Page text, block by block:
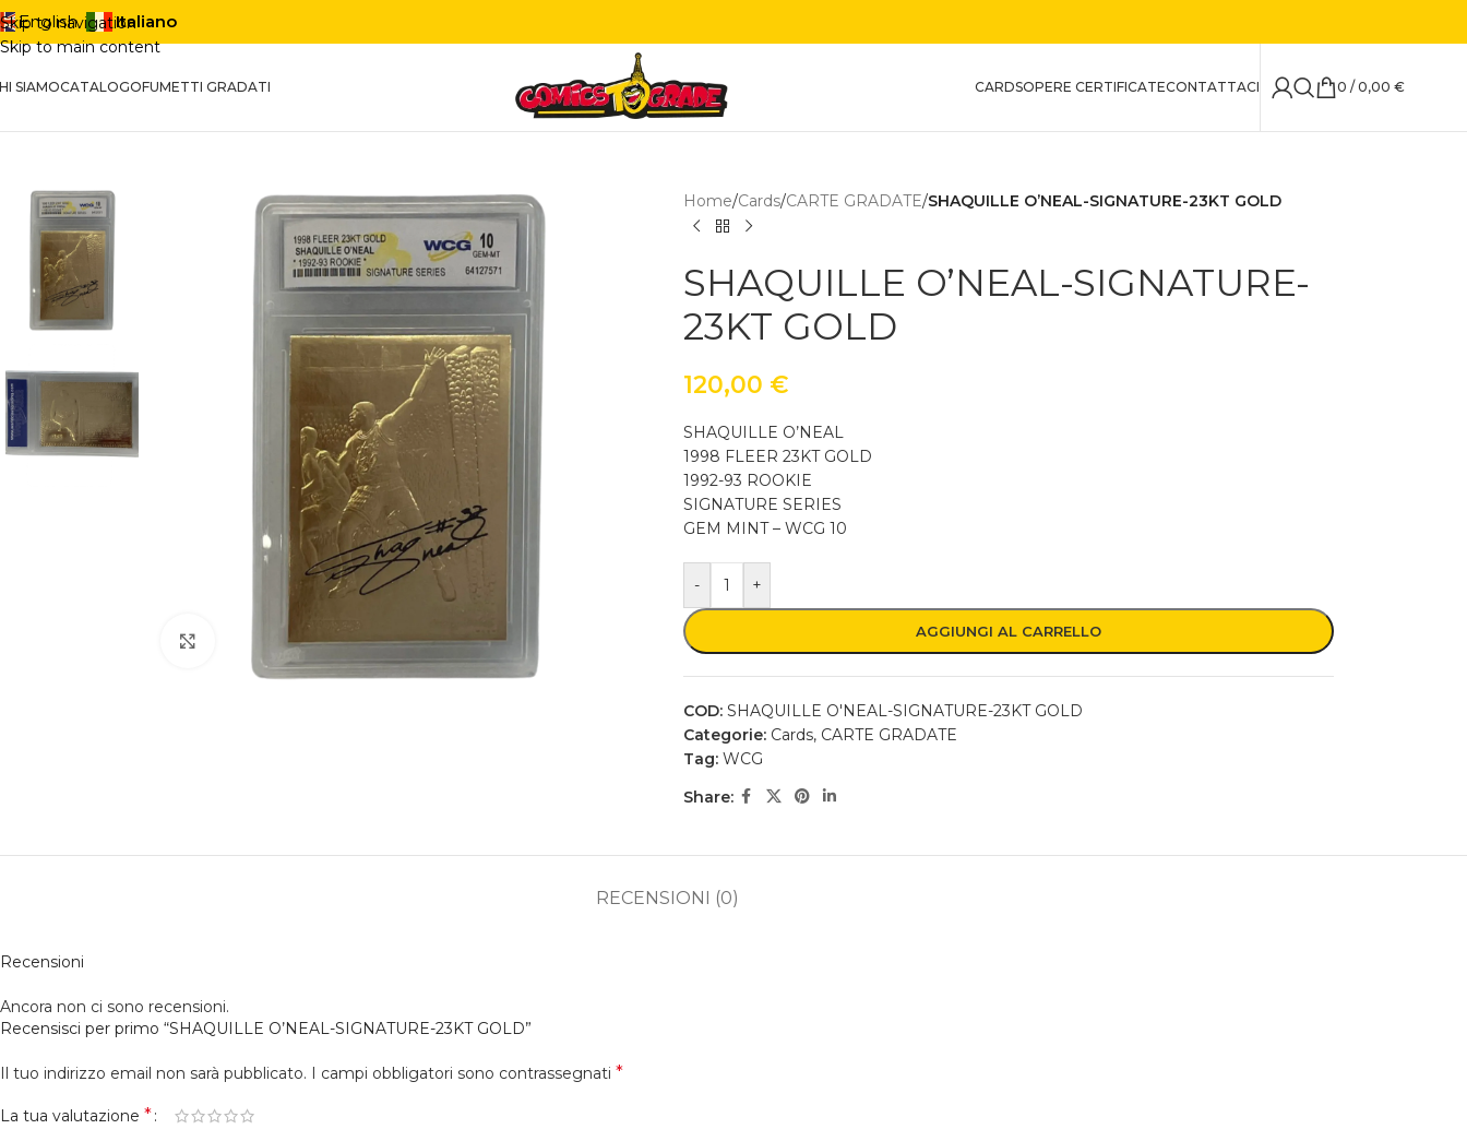
Skip to navigation
Skip to main content
English Italiano
SIAMOCATALOGOFUMETTI GRADATI CARDSOPERE CERTIFICATECONTATTACI 0 / 0,00 €
Click to enlarge
Home/Cards/CARTE GRADATE/SHAQUILLE O’NEAL-SIGNATURE-23KT GOLD
SHAQUILLE O’NEAL-SIGNATURE-
23KT GOLD
120,00 €
SHAQUILLE O’NEAL
1998 FLEER 23KT GOLD
1992-93 ROOKIE
SIGNATURE SERIES
GEM MINT – WCG 10
- +
AGGIUNGI AL CARRELLO
COD: SHAQUILLE O'NEAL-SIGNATURE-23KT GOLD
Categorie: Cards, CARTE GRADATE
Tag: WCG
Share:
RECENSIONI (0)
Recensioni
Ancora non ci sono recensioni.
Recensisci per primo “SHAQUILLE O’NEAL-SIGNATURE-23KT GOLD”
Il tuo indirizzo email non sarà pubblicato. I campi obbligatori sono contrassegnati *
La tua valutazione *